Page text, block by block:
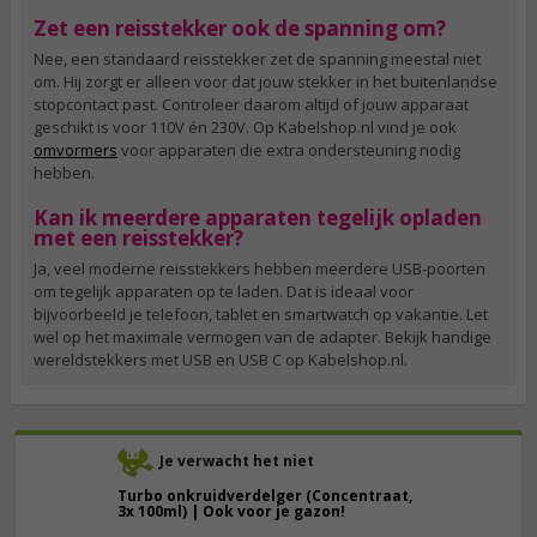
Je verwacht het niet
Turbo onkruidverdelger (Concentraat,
3x 100ml) | Ook voor je gazon!
Zet een reisstekker ook de spanning om?
Nee, een standaard reisstekker zet de spanning meestal niet
om. Hij zorgt er alleen voor dat jouw stekker in het buitenlandse
stopcontact past. Controleer daarom altijd of jouw apparaat
geschikt is voor 110V én 230V. Op Kabelshop.nl vind je ook
omvormers voor apparaten die extra ondersteuning nodig
hebben.
Kan ik meerdere apparaten tegelijk opladen
met een reisstekker?
Ja, veel moderne reisstekkers hebben meerdere USB-poorten
om tegelijk apparaten op te laden. Dat is ideaal voor
bijvoorbeeld je telefoon, tablet en smartwatch op vakantie. Let
wel op het maximale vermogen van de adapter. Bekijk handige
wereldstekkers met USB en USB C op Kabelshop.nl.